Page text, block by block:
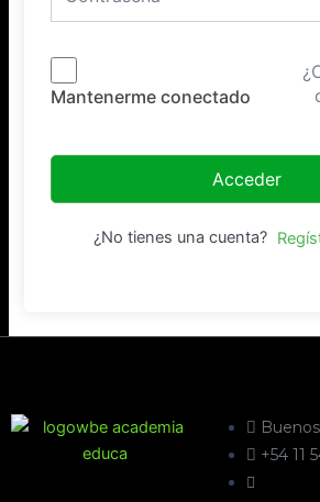
Mantenerme conectado
Acceder
¿No tienes una cuenta?
+54 11